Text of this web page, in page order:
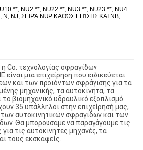
**, NU2 **, NU22 **, NU3 **, NU23 **, NU4
Ν, NJ, ΣΕΙΡΆ NUP ΚΑΘΏΣ ΕΠΊΣΗΣ ΚΑΙ NB,
Co. τεχνολογίας σφραγίδων
είναι μια επιχείρηση που ειδικεύεται
και των προϊόντων σφράγισης για τα
μηχανικής, τα αυτοκίνητα, τα
βιομηχανικό υδραυλικό εξοπλισμό.
35 υπάλληλοι στην επιχείρησή μας,
αυτοκινητικών σφραγίδων και των
Θα μπορούσαμε να παραγάγουμε τις
για τις αυτοκίνητες μηχανές, τα
τους εκσκαφείς.